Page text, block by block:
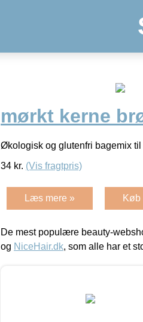
mørkt kerne
Økologisk og glutenfri bagemix
34 kr. (Vis fragtpris)
Læs mere » Køb
De mest populære beauty-
og NiceHair.dk, som alle har et